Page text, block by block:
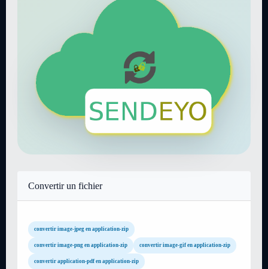
Convertir un fichier
convertir image-jpeg en application-zip
convertir image-png en application-zip convertir image-gif en application-zip
convertir application-pdf en application-zip